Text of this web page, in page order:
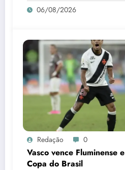
06/08/2026
Redação 0
Vasco vence Fluminense
Copa do Brasil